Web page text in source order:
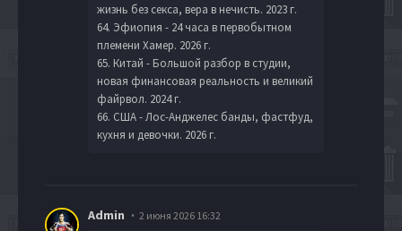
жизнь без секса, вера в нечисть. 2023 г.
64. Эфиопия - 24 часа в первобытном
племени Хамер. 2026 г.
65. Китай - Большой разбор в студии,
новая финансовая реальность и великий
файрвол. 2024 г.
66. США - Лос-Анджелес банды, фастфуд,
кухня и девочки. 2026 г.
Admin 2 июня 2026 16:32